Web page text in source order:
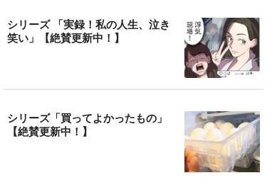
シリーズ 「実録！私の人生、泣き
笑い」【絶賛更新中！】
シリーズ「買ってよかったもの」
【絶賛更新中！】